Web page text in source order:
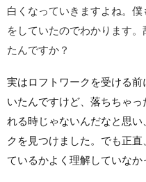
白くなっていきますよね。
をしていたのでわかります
たんですか？
実はロフトワークを受ける
いたんですけど、落ちちゃ
れる時じゃないんだなと思
クを見つけました。でも正
ているかよく理解していなか